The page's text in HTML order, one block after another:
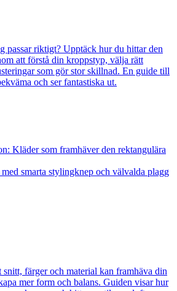
passar riktigt? Upptäck hur du hittar den
att förstå din kroppstyp, välja rätt
som gör stor skillnad. En guide till
och ser fantastiska ut.
Kläder som framhäver den rektangulära
smarta stylingknep och välvalda plagg
färger och material kan framhäva din
mer form och balans. Guiden visar hur